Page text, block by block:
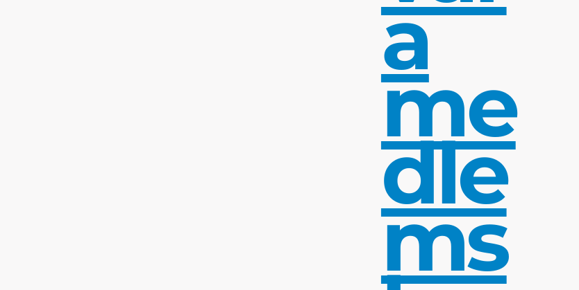
a
me
dle
ms